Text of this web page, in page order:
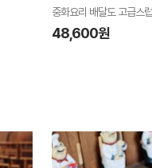
중화요리 배달도 고급스
48,600원